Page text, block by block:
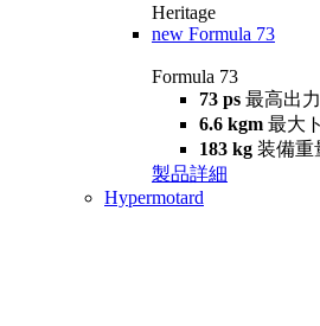
Heritage
new Formula 73
Formula 73
73 ps 最高出力
6.6 kgm 最大
183 kg 装備重
製品詳細
Hypermotard